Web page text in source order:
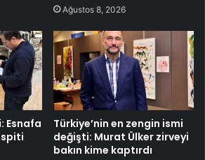
Ağustos 8, 2026
Esnafa
Türkiye’nin en zengin ismi
değişti: Murat Ülker zirveyi
bakın kime kaptırdı